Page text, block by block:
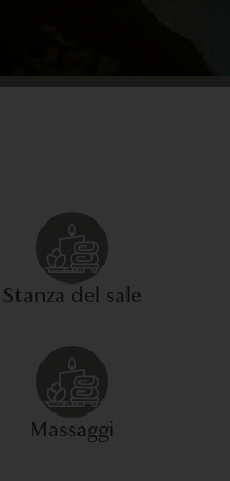
Stanza del sale
Massaggi